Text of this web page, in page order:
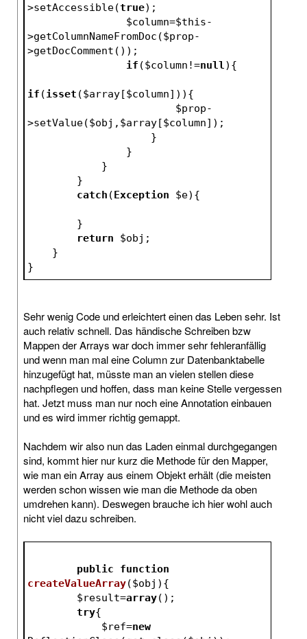
>setAccessible(true);
$column=$this-
>getColumnNameFromDoc($prop-
>getDocComment());
if ($column !=null){
if (isset ($array[$column])){
$prop-
>setValue($obj , $array[$column]);
                    }
                }
            }
        }
catch (Exception $e){
        }
return
$obj ;
    }
}
Sehr wenig Code und erleichtert einen das Leben sehr. Ist
auch relativ schnell. Das händische Schreiben bzw
Mappen der Arrays war doch immer sehr fehleranfällig
und wenn man mal eine Column zur Datenbanktabelle
hinzugefügt hat, müsste man an vielen stellen diese
nachpflegen und hoffen, dass man keine Stelle vergessen
hat. Jetzt muss man nur noch eine Annotation einbauen
und es wird immer richtig gemappt.
Nachdem wir also nun das Laden einmal durchgegangen
sind, kommt hier nur kurz die Methode für den Mapper,
wie man ein Array aus einem Objekt erhält (die meisten
werden schon wissen wie man die Methode da oben
umdrehen kann). Deswegen brauche ich hier wohl auch
nicht viel dazu schreiben.
public
function
createValueArray($obj ) {
$result=array();
try{
$ref=new